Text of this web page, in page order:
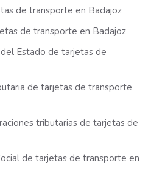
de transporte en Badajoz
de transporte en Badajoz
Estado de tarjetas de
de tarjetas de transporte
tributarias de tarjetas de
de tarjetas de transporte en